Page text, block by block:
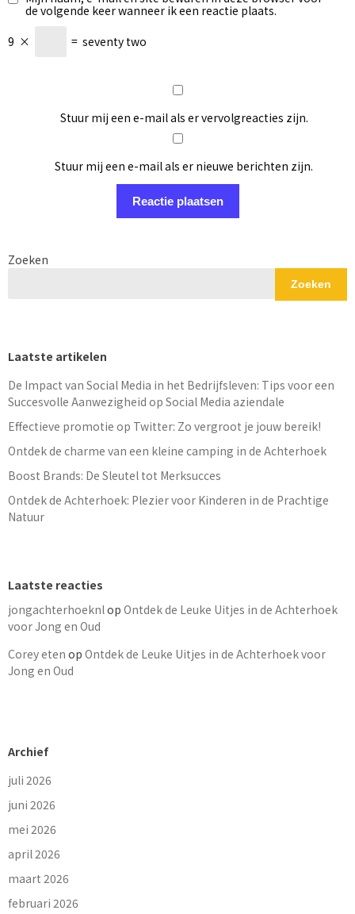
de volgende keer wanneer ik een reactie plaats.
9 × = seventy two
Stuur mij een e-mail als er vervolgreacties zijn.
Stuur mij een e-mail als er nieuwe berichten zijn.
Zoeken
Zoeken
Laatste artikelen
De Impact van Social Media in het Bedrijfsleven: Tips voor een
Succesvolle Aanwezigheid op Social Media aziendale
Effectieve promotie op Twitter: Zo vergroot je jouw bereik!
Ontdek de charme van een kleine camping in de Achterhoek
Boost Brands: De Sleutel tot Merksucces
Ontdek de Achterhoek: Plezier voor Kinderen in de Prachtige
Natuur
Laatste reacties
jongachterhoeknlop Ontdek de Leuke Uitjes in de Achterhoek
voor Jong en Oud
Corey eten op Ontdek de Leuke Uitjes in de Achterhoek voor
Jong en Oud
Archief
juli 2026
juni 2026
mei 2026
april 2026
maart 2026
februari 2026